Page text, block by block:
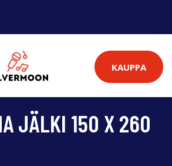
KAUPPA
JÄLKI 150 X 260